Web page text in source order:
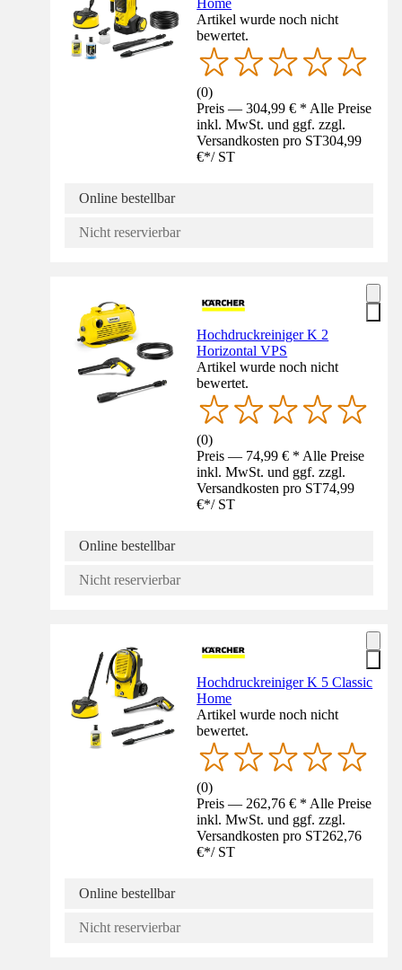
Home
Artikel wurde noch nicht
bewertet.
(0)
Preis — 304,99 € * Alle Preise
inkl. MwSt. und ggf. zzgl.
Versandkosten pro ST304,99
€*/ ST
Online bestellbar
Nicht reservierbar
Hochdruckreiniger K 2
Horizontal VPS
Artikel wurde noch nicht
bewertet.
(0)
Preis — 74,99 € * Alle Preise
inkl. MwSt. und ggf. zzgl.
Versandkosten pro ST74,99
€*/ ST
Online bestellbar
Nicht reservierbar
Hochdruckreiniger K 5 Classic
Home
Artikel wurde noch nicht
bewertet.
(0)
Preis — 262,76 € * Alle Preise
inkl. MwSt. und ggf. zzgl.
Versandkosten pro ST262,76
€*/ ST
Online bestellbar
Nicht reservierbar